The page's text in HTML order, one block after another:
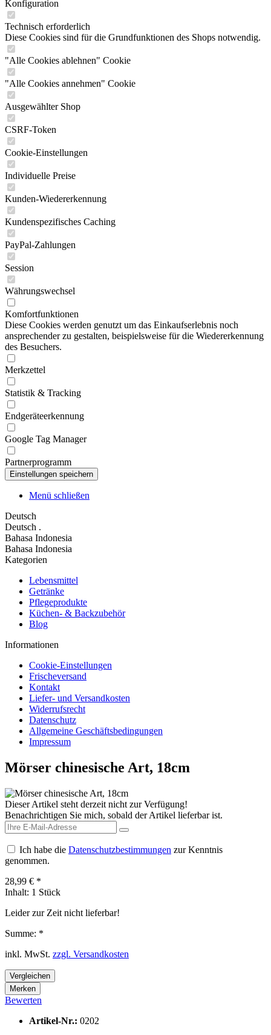
Konfiguration
Technisch erforderlich
Diese Cookies sind für die Grundfunktionen des Shops notwendig.
"Alle Cookies ablehnen" Cookie
"Alle Cookies annehmen" Cookie
Ausgewählter Shop
CSRF-Token
Cookie-Einstellungen
Individuelle Preise
Kunden-Wiedererkennung
Kundenspezifisches Caching
PayPal-Zahlungen
Session
Währungswechsel
Komfortfunktionen
Diese Cookies werden genutzt um das Einkaufserlebnis noch
ansprechender zu gestalten, beispielsweise für die Wiedererkennung
des Besuchers.
Merkzettel
Statistik & Tracking
Endgeräteerkennung
Google Tag Manager
Partnerprogramm
Menü schließen
Deutsch
Deutsch .
Bahasa Indonesia
Bahasa Indonesia
Kategorien
Lebensmittel
Getränke
Pflegeprodukte
Küchen- & Backzubehör
Blog
Informationen
Cookie-Einstellungen
Frischeversand
Kontakt
Liefer- und Versandkosten
Widerrufsrecht
Datenschutz
Allgemeine Geschäftsbedingungen
Impressum
Mörser chinesische Art, 18cm
Dieser Artikel steht derzeit nicht zur Verfügung!
Benachrichtigen Sie mich, sobald der Artikel lieferbar ist.
Ich habe die Datenschutzbestimmungen zur Kenntnis
genommen.
28,99 € *
Inhalt: 1 Stück
Leider zur Zeit nicht lieferbar!
Summe: *
inkl. MwSt. zzgl. Versandkosten
Vergleichen
Merken
Bewerten
Artikel-Nr.: 0202